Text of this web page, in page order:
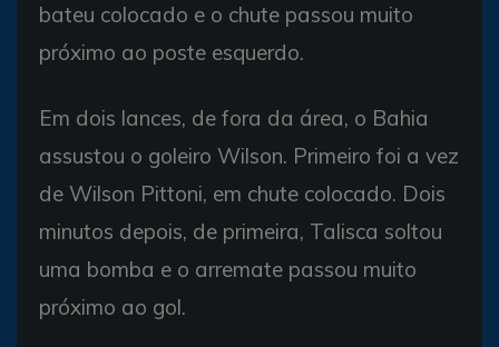
bateu colocado e o chute passou muito
próximo ao poste esquerdo.
Em dois lances, de fora da área, o Bahia
assustou o goleiro Wilson. Primeiro foi a vez
de Wilson Pittoni, em chute colocado. Dois
minutos depois, de primeira, Talisca soltou
uma bomba e o arremate passou muito
próximo ao gol.